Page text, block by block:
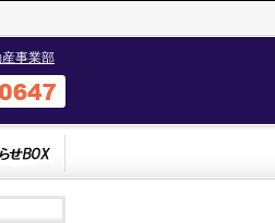
事業部